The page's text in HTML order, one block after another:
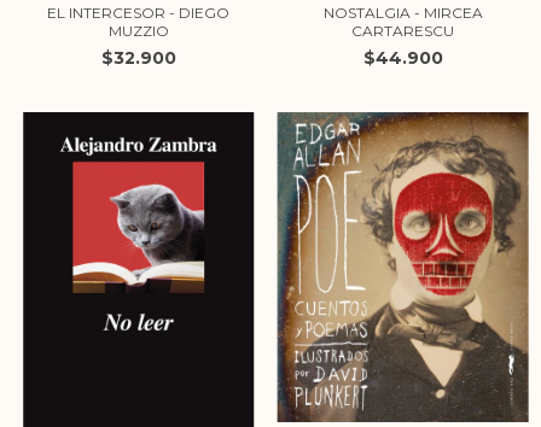
EL INTERCESOR - DIEGO
MUZZIO
$32.900
NOSTALGIA - MIRCEA
CARTARESCU
$44.900